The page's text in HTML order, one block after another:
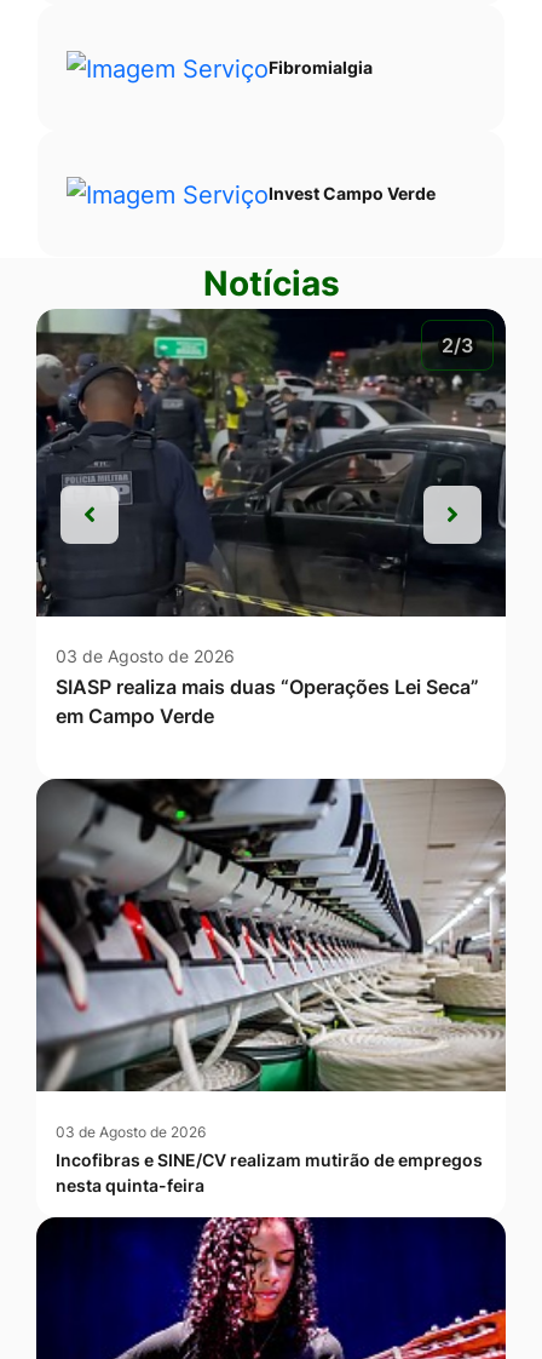
Fibromialgia
Invest Campo Verde
Notícias
2/3
03 de Agosto de 2026
SIASP realiza mais duas “Operações Lei Seca”
em Campo Verde
Anterior
Anterior Próxima
03 de Agosto de 2026
Incofibras e SINE/CV realizam mutirão de empregos
nesta quinta-feira